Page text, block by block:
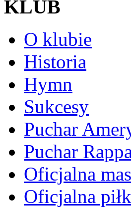
KLUB
O klubie
Historia
Hymn
Sukcesy
Puchar
Puchar
Oficjalna
Oficjalna